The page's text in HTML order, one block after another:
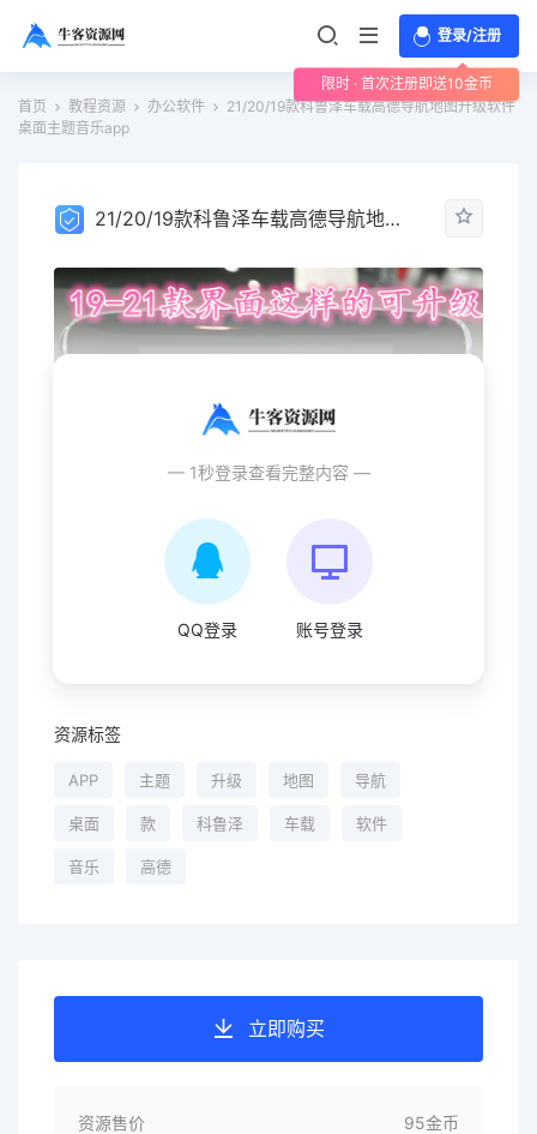
登录/注册
限时 · 首次注册即送10金币
首页
教程资源 办公软件
21/20/19款科鲁泽车载高德导航地图升级软件
桌面主题音乐app
21/20/19款科鲁泽车载高德导航地图升级软件 桌面主题音乐app
— 1秒登录查看完整内容 —
QQ登录 账号登录
资源标签
APP 主题 升级 地图 导航
桌面 款 科鲁泽 车载 软件
音乐 高德
立即购买
资源售价 95金币